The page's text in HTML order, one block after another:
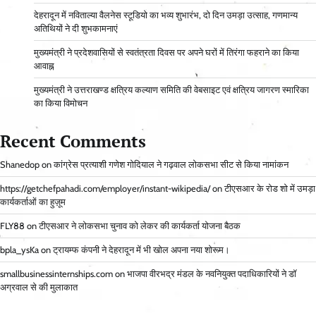
देहरादून में नविताल्या वैलनेस स्टूडियो का भव्य शुभारंभ, दो दिन उमड़ा उत्साह, गणमान्य
अतिथियों ने दी शुभकामनाएं
मुख्यमंत्री ने प्रदेशवासियों से स्वतंत्रता दिवस पर अपने घरों में तिरंगा फहराने का किया
आवाह्न
मुख्यमंत्री ने उत्तराखण्ड क्षत्रिय कल्याण समिति की वेबसाइट एवं क्षत्रिय जागरण स्मारिका
का किया विमोचन
Recent Comments
Shanedop onकांग्रेस प्रत्याशी गणेश गोदियाल ने गढ़वाल लोकसभा सीट से किया नामांकन
https://getchefpahadi.com/employer/instant-wikipedia/onटीएसआर के रोड शो में उमड़ा
कार्यकर्ताओं का हुज़ूम
FLY88 onटीएसआर ने लोकसभा चुनाव को लेकर की कार्यकर्ता योजना बैठक
bpla_ysKa onट्रायम्फ कंपनी ने देहरादून में भी खोल अपना नया शोरूम।
smallbusinessinternships.com on भाजपा वीरभद्र मंडल के नवनियुक्त पदाधिकारियों ने डॉ
अग्रवाल से की मुलाकात